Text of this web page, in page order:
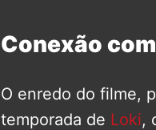
Conexão
O enredo do filme,
temporada de Loki,